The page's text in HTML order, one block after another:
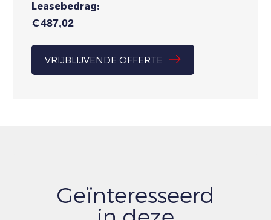
Leasebedrag:
€
VRIJBLIJVENDE OFFERTE
Geïnteresseerd